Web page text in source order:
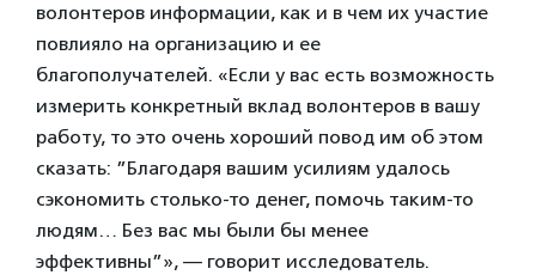
волонтеров информации, как и в чем их участие
повлияло на организацию и ее
благополучателей. «Если у вас есть возможность
измерить конкретный вклад волонтеров в вашу
работу, то это очень хороший повод им об этом
сказать: ”Благодаря вашим усилиям удалось
сэкономить столько-то денег, помочь таким-то
людям… Без вас мы были бы менее
эффективны”», — говорит исследователь.